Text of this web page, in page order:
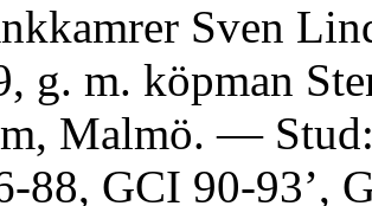
Sven
g. m. köpman
Malmö. —
88, GCI 90-93’,